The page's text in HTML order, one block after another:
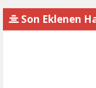
Son Eklenen